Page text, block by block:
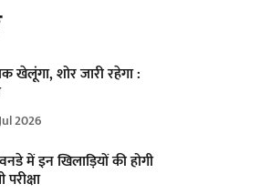
खेलूंगा, शोर जारी रहेगा :
2026
में इन खिलाड़ियों की होगी